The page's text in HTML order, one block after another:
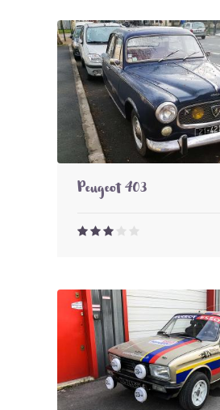
Peugeot 403